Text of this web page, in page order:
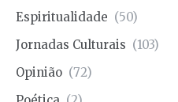
Espiritualidade (50)
Jornadas Culturais (103)
Opinião (72)